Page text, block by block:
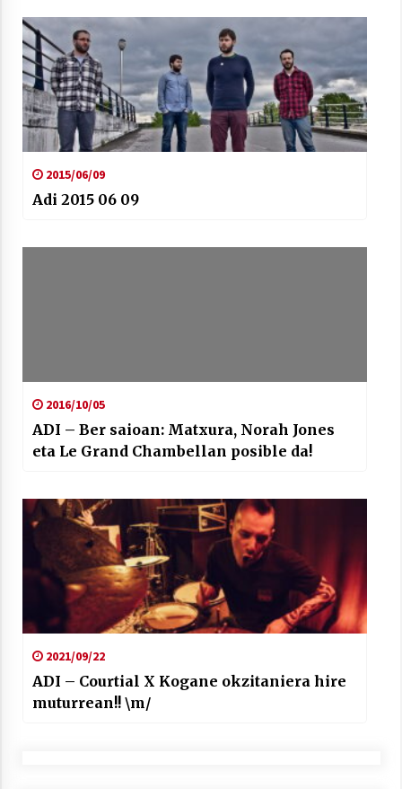
2015/06/09
Adi 2015 06 09
2016/10/05
ADI – Ber saioan: Matxura, Norah Jones
eta Le Grand Chambellan posible da!
2021/09/22
ADI – Courtial X Kogane okzitaniera hire
muturrean!! \m/